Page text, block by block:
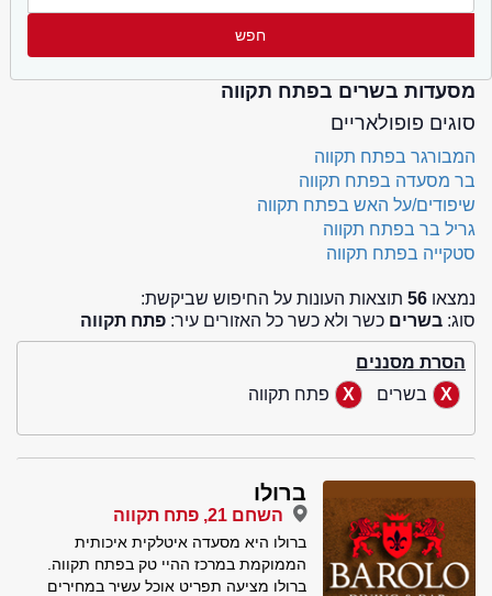
מסעדות בשרים בפתח תקווה
סוגים פופולאריים
המבורגר בפתח תקווה
בר מסעדה בפתח תקווה
שיפודים/על האש בפתח תקווה
גריל בר בפתח תקווה
סטקייה בפתח תקווה
נמצאו 56 תוצאות העונות על החיפוש שביקשת:
סוג: בשרים כשר ולא כשר כל האזורים עיר: פתח תקווה
הסרת מסננים
בשרים
פתח תקווה
ברולו
השחם 21, פתח תקווה
ברולו היא מסעדה איטלקית איכותית
הממוקמת במרכז ההיי טק בפתח תקווה.
ברולו מציעה תפריט אוכל עשיר במחירים